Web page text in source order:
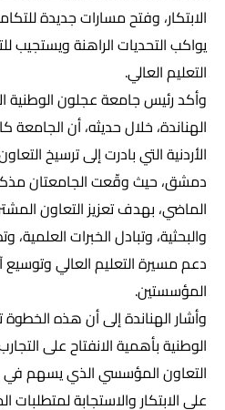
الابتكار، وفتح مسارات جديدة
يواكب التحديات الراهنة ويستجيب
التعليم العالي.
وأكد رئيس جامعة عجلون الوطنية
الهناندة، خلال حديثه، أن الجامعة
الأردنية التي بادرت إلى ترسيخ
دمشق، حيث وقّعت الجامعتان
الماضي، بهدف تعزيز التعاون
والبحثية، وتبادل الخبرات
دعم مسيرة التعليم العالي وتوسيع
المؤسستين.
وأشار الهناندة إلى أن هذه
الوطنية بأهمية الانفتاح على
التعاون المؤسسي الذي يسهم في
على الابتكار والاستجابة لمتطلبات